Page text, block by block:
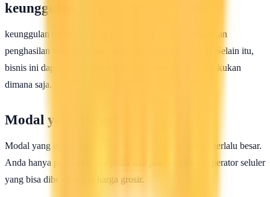
keunggulan Menjadi Dealer Pulsa
keunggulan menjadi dealer pulsa adalah bisa mendapatkan
penghasilan tambahan dengan modal yang relatif kecil. Selain itu,
bisnis ini dapat dijalankan dengan fleksibel dan bisa dilakukan
dimana saja.
Modal yang Diperlukan
Modal yang diperlukan dalam bisnis dealer pulsa tidak terlalu besar.
Anda hanya perlu membeli pulsa dan paket data dari operator seluler
yang bisa dibeli dengan harga grosir.